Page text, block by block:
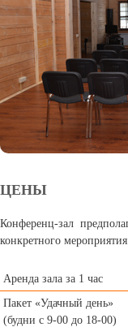
ЦЕНЫ
Конференц-зал
конкретного
Аренда зала за 1 час
Пакет «Удачный день»
(будни с 9-00 до 18-00)